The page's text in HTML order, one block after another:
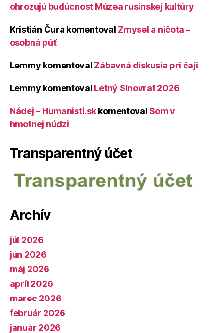
ohrozujú budúcnosť Múzea rusínskej kultúry
Kristián Čura komentoval Zmysel a ničota –
osobná púť
Lemmy komentoval Zábavná diskusia pri čaji
Lemmy komentoval Letný Slnovrat 2026
Nádej – Humanisti.skkomentoval Som v
hmotnej núdzi
Transparentný účet
Archív
júl 2026
jún 2026
máj 2026
apríl 2026
marec 2026
február 2026
január 2026